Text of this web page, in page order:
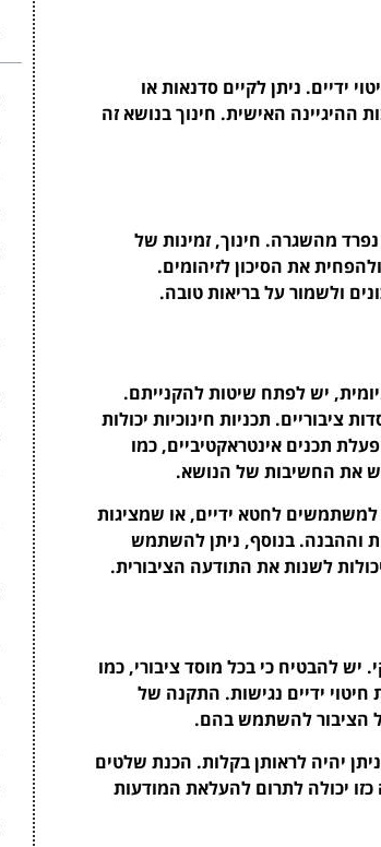
ידיים. ניתן לקיים סדנאות או
ההיגיינה האישית. חינוך בנושא זה
מהשגרה. חינוך, זמינות של
את הסיכון לזיהומים.
ולשמור על בריאות טובה.
יש לפתח שיטות להקנייתם.
תכניות חינוכיות יכולות
תכנים אינטראקטיביים, כמו
את החשיבות של הנושא.
למשתמשים לחטא ידיים, או שמציגות
וההבנה. בנוסף, ניתן להשתמש
לשנות את התודעה הציבורית.
להבטיח כי בכל מוסד ציבורי, כמו
חיטוי ידיים נגישות. התקנה של
הציבור להשתמש בהם.
יהיה לראותן בקלות. הכנת שלטים
יכולה לתרום להעלאת המודעות